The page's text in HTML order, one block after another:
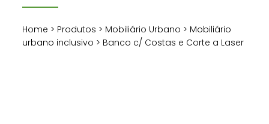
Home > Produtos > Mobiliário Urbano > Mobiliário
urbano inclusivo > Banco c/ Costas e Corte a Laser